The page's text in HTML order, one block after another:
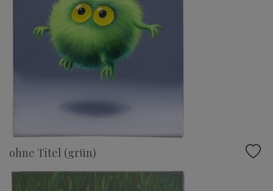
ohne Titel (grün)